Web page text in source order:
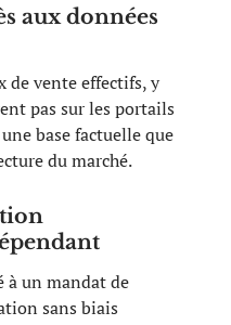
aux données
de vente effectifs, y
pas sur les portails
base factuelle que
du marché.
un mandat de
sans biais